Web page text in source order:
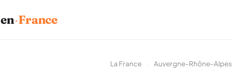
en·France
La France Auvergne-Rhône-Alpes